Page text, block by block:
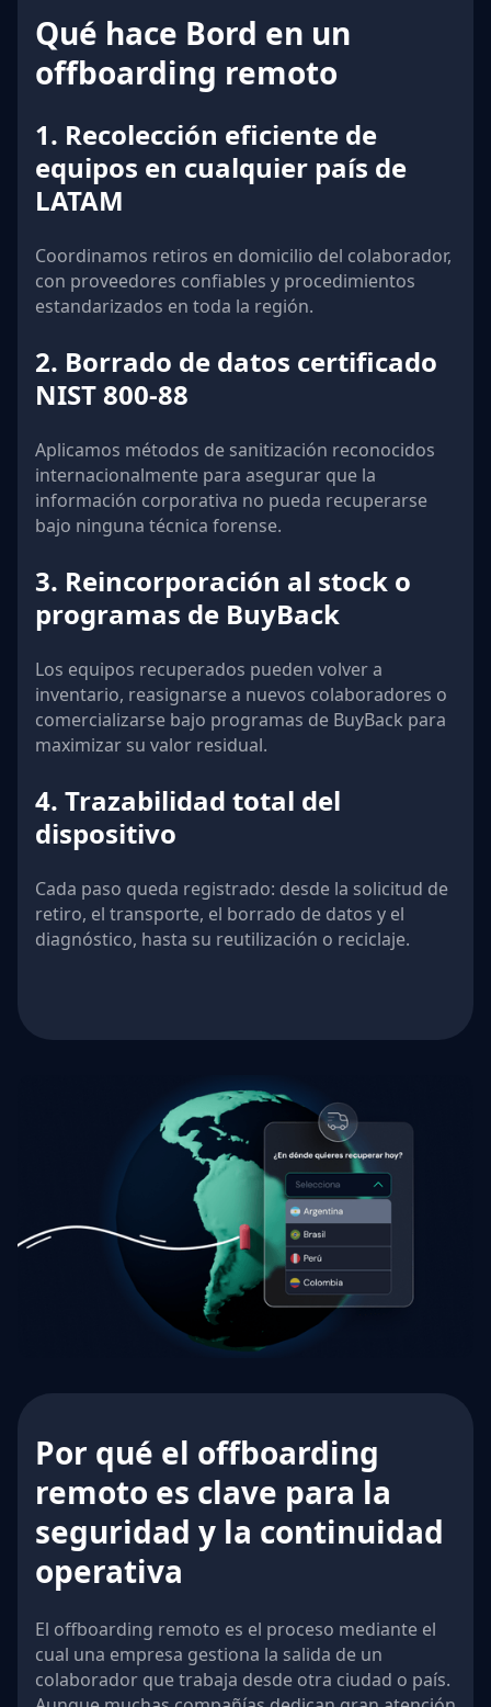
Qué hace Bord en un
offboarding remoto
1. Recolección eficiente de
equipos en cualquier país de
LATAM
Coordinamos retiros en domicilio del colaborador,
con proveedores confiables y procedimientos
estandarizados en toda la región.
2. Borrado de datos certificado
NIST 800-88
Aplicamos métodos de sanitización reconocidos
internacionalmente para asegurar que la
información corporativa no pueda recuperarse
bajo ninguna técnica forense.
3. Reincorporación al stock o
programas de BuyBack
Los equipos recuperados pueden volver a
inventario, reasignarse a nuevos colaboradores o
comercializarse bajo programas de BuyBack para
maximizar su valor residual.
4. Trazabilidad total del
dispositivo
Cada paso queda registrado: desde la solicitud de
retiro, el transporte, el borrado de datos y el
diagnóstico, hasta su reutilización o reciclaje.
Por qué el offboarding
remoto es clave para la
seguridad y la continuidad
operativa
El offboarding remoto es el proceso mediante el
cual una empresa gestiona la salida de un
colaborador que trabaja desde otra ciudad o país.